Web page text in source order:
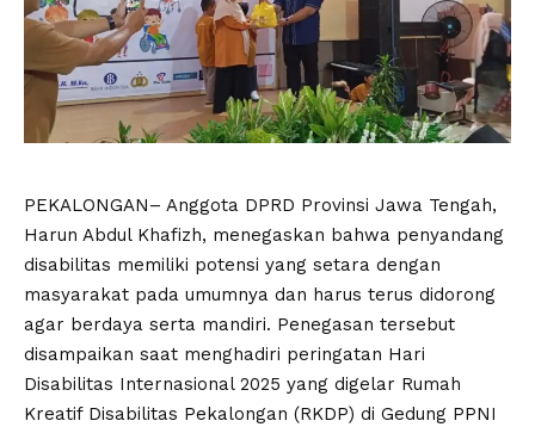
PEKALONGAN– Anggota DPRD Provinsi Jawa Tengah,
Harun Abdul Khafizh, menegaskan bahwa penyandang
disabilitas memiliki potensi yang setara dengan
masyarakat pada umumnya dan harus terus didorong
agar berdaya serta mandiri. Penegasan tersebut
disampaikan saat menghadiri peringatan Hari
Disabilitas Internasional 2025 yang digelar Rumah
Kreatif Disabilitas Pekalongan (RKDP) di Gedung PPNI